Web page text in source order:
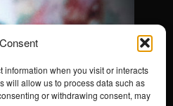
when you visit or interacts
will allow us to process data such as
or withdrawing consent, may